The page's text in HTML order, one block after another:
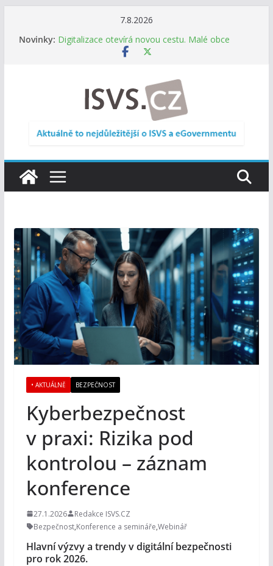
7.8.2026
Novinky: novou mobilní aplikaci
Digitalizace otevírá novou cestu. Malé obce
DIA: Stát poprvé v historii zapojuje širokou
veřejnost do testování digitálních služeb
DIA: Informační systém dlouhodobého řízení
(ISDŘ) je od července v plném provozu
RVIS – Výbor pro architekturu a řízení ICT
zveřejnil materiály z nového jednání
• AKTUÁLNĚ BEZPEČNOST
Kyberbezpečnost
v praxi: Rizika pod
kontrolou – záznam
konference
27.1.2026
Redakce ISVS.CZ
Bezpečnost,Konference a semináře,Webinář
Hlavní výzvy a trendy v digitální bezpečnosti
pro rok 2026.